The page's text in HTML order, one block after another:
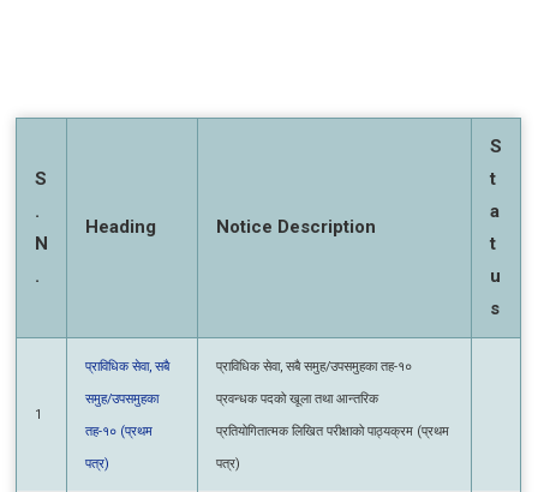
.
N
.
St
at
u
s
समुह/उपसमुहका
तह-१० (प्रथम
पत्र)
प्रवन्धक पदको खूला तथा आन्तरिक
प्रतियोगितात्मक लिखित परीक्षाको पाठ्यक्रम
(प्रथम पत्र)
प्रशासन सेवा, सबै
प्रशासन सेवा, सबै समुह/उपसमुहका तह-१० सह